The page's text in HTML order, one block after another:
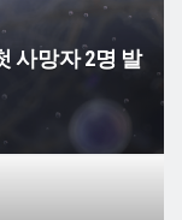
사망자 2명 발